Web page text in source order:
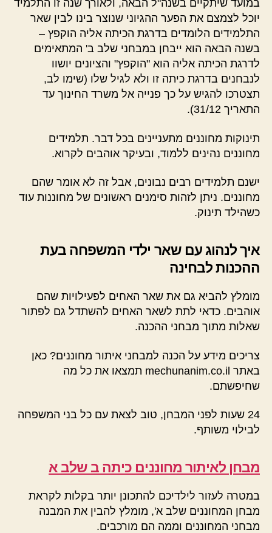
במועד שיתקיים בשנה"ל הבאה, ולאורך שנה זו התלמיד
יוכל לצמצם את הפער ההגיוני שנוצר בינו לבין שאר
התלמידים הלומדים בדרגת הכיתה אליה הוקפץ –
בשנה הבאה הוא ייבחן במבחני שלב ב' המתאימים
לדרגת הכיתה אליה הוא "הוקפץ" והציונים יושוו
לנבחנים בדרגת כיתה זו ולא לגיל שלו (שימו לב,
תצטרכו להגיש על כך פנייה אל משרד החינוך עד
התאריך 31/12).
תינוקות מחוננים מתעניינים בכל דבר. תלמידים
מחוננים נהינים ללמוד, ובעיקר אוהבים לקרוא.
ישנם תלמידים רבים נבונים, אבל זה לא אומר שהם
מחוננים. ניתן לזהות סימנים ראשונים של מחוננות עוד
כשהילד תינוק.
איך לנהוג עם שאר ילדי המשפחה בעת
ההכנות לבחינה
מומלץ להביא גם את שאר האחים לפעילויות שהם
אוהבים. כדאי לתת לשאר האחים להשתדל גם לפתור
שאלות מתוך מבחני ההכנה.
צריכים מידע על הכנה למבחני איתור מחוננים? כאן
באתר mechunanim.co.il תמצאו את כל מה
שחיפשתם.
24 שעות לפני המבחן, טוב לצאת עם כל בני המשפחה
לבילוי משותף.
מבחן לאיתור מחוננים כיתה ב שלב א
במטרה לעזור לילדיכם להתכונן יותר בקלות לקראת
מבחן המחוננים שלב א', מומלץ להבין את המבנה
מבחני המחוננים וממה הם מורכבים.